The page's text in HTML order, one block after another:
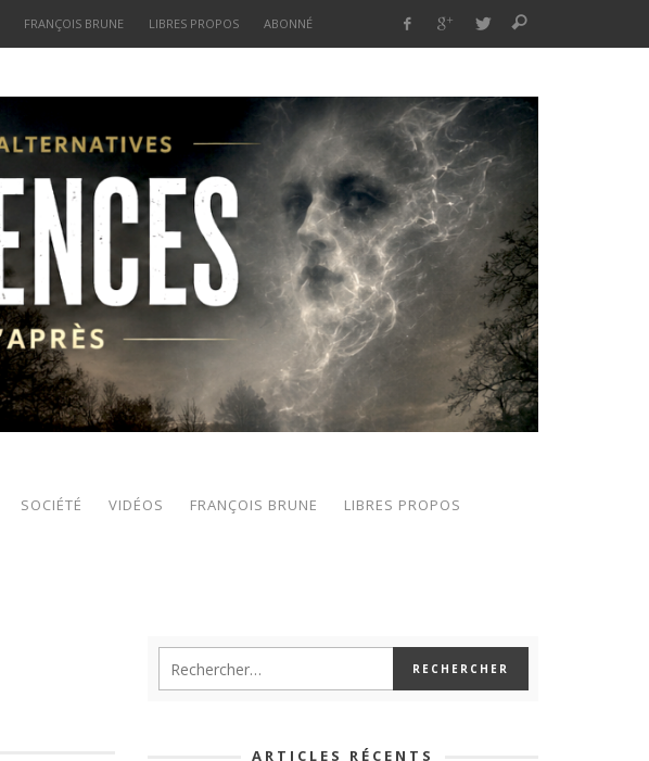
FRANÇOIS BRUNE LIBRES PROPOS ABONNÉ
SOCIÉTÉ VIDÉOS FRANÇOIS BRUNE LIBRES PROPOS
ARTICLES RÉCENTS